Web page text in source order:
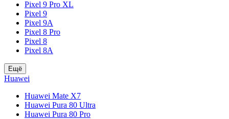
Pixel 9 Pro XL
Pixel 9
Pixel 9A
Pixel 8 Pro
Pixel 8
Pixel 8A
Ещё
Huawei
Huawei Mate X7
Huawei Pura 80 Ultra
Huawei Pura 80 Pro